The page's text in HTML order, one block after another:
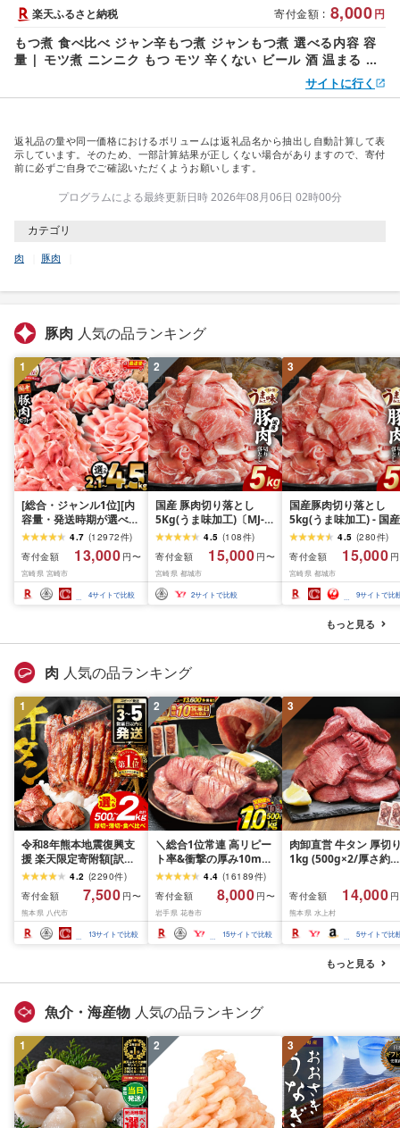
寄付金額 : 8,000円
楽天ふるさと納税
もつ煮 食べ比べ ジャン辛もつ煮 ジャンもつ煮 選べる内容 容
量 | モツ煮 ニンニク もつ モツ 辛くない ビール 酒 温まる 鍋
おかず おつまみ 惣菜 国産 豚 豚肉 冷蔵 簡単 手軽 料理 家庭
ごはん 雷太郎 チカラ印 群馬県 前橋市
サイトに行く
返礼品の量や同一価格におけるボリュームは返礼品名から抽出し自動計算して表
示しています。そのため、一部計算結果が正しくない場合がありますので、寄付
前に必ずご自身でご確認いただくようお願いします。
プログラムによる最終更新日時 2026年08月06日 02時00分
カテゴリ
肉 豚肉
豚肉 人気の品ランキング
1
[総合・ジャンル1位][内
容量・発送時期が選べ
る]新定番!豚肉バラエテ
ィセット 4.5kg 3.6kg
2.1kg 豚肉 肉 お肉 豚 国
産 国産豚肉 訳あり 切り
落とし ハンバーグ 小分
け パック 冷凍 ストック
るさと
4.7 (12972件)
寄付金額
13,000 円〜
宮崎県 宮崎市
4サイトで比較
2
国産 豚肉切り落とし
5Kg(うま味加工)〔MJ-
3647〕_(都城市) 豚肉切
4.5 (108件)
寄付金額
15,000 円〜
宮崎県 都城市
2サイトで比較
3
国産豚肉切り落とし
5kg(うま味加工) - 国産
豚肉 切り落し 小分け
250g×20袋 うま味加工
昆布だし 旨味 冷凍配
トレイなし ストック
ピート 毎日のお料理
利 送料無料
4.5 (280件)
寄付金額
15,000
宮崎県 都城市
9サイトで比
もっと見る
肉 人気の品ランキング
1
令和8年熊本地震復興支
援 楽天限定寄附額[訳あ
り]牛タン 500g〜2kg 肉
牛肉 訳あり 牛タン 冷凍
小分け 厚切り 薄切り 食
べ比べ 500g 1kg 1.5kg
2kg 牛 人気 ビーフ 牛た
ん ふるさと納税 ランキ
4.2 (2290件)
寄付金額
7,500 円〜
熊本県 八代市
13サイトで比較
2
＼総合1位常連 高リピー
ト率&衝撃の厚み10mm
厚切り牛タン 塩味/ ≪ス
ピード発送!!10営業日以
内発送≫ 選べる内容量
500g / 1kg 定期便 毎月
届く 牛肉 肉 BBQ ふるさ
と 人気 ランキング 岩手
4.4 (16189件)
寄付金額
8,000 円〜
岩手県 花巻市
15サイトで比較
3
肉卸直営 牛タン 厚切
1kg (500g×2/厚さ約
牛肉 焼肉 冷凍 スライ
業務用 バーベキュー
BBQ おつまみ ギフト
祝い お中元 夏ギフト
寄付金額 14,000
熊本県 水上村
5サイトで比
もっと見る
魚介・海産物 人気の品ランキング
1 2 3